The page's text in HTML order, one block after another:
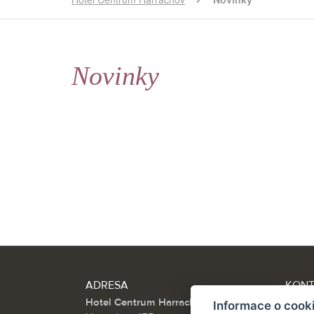
Novinky
ADRESA
Hotel Centrum Harrachov
Tel.:
Informace o